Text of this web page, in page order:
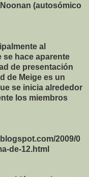
(autosómico
al
se hace aparente
de presentación
de Meige es un
se inicia alrededor
los miembros
2009/0
de-12.html